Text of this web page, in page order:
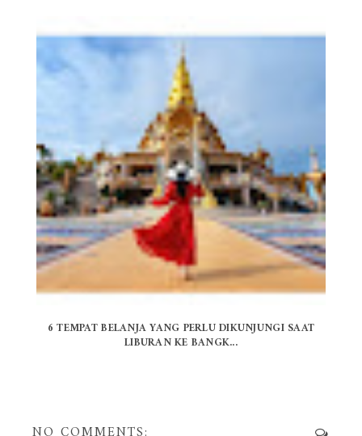
6 TEMPAT BELANJA YANG PERLU DIKUNJUNGI SAAT
LIBURAN KE BANGK...